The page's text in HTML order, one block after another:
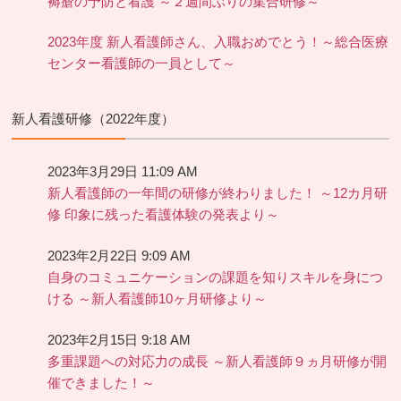
2023年度 新人看護師さん、入職おめでとう！～総合医療
センター看護師の一員として～
新人看護研修（2022年度）
2023年3月29日 11:09 AM
新人看護師の一年間の研修が終わりました！ ～12カ月研
修 印象に残った看護体験の発表より～
2023年2月22日 9:09 AM
自身のコミュニケーションの課題を知りスキルを身につ
ける ～新人看護師10ヶ月研修より～
2023年2月15日 9:18 AM
多重課題への対応力の成長 ～新人看護師９ヵ月研修が開
催できました！～